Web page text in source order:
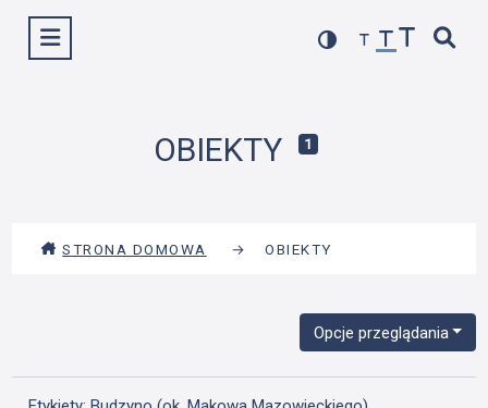
Wyświetl menu
OBIEKTY 1
STRONA DOMOWA → OBIEKTY
Opcje przeglądania